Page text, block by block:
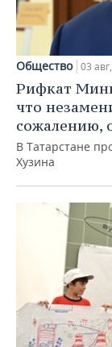
Общество 03
Рифкат
что
сожалению,
В Татарстане
Хузина